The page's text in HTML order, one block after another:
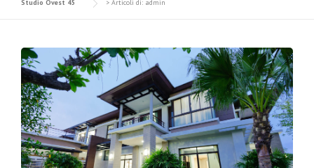
Studio Ovest 45 > Articoli di: admin